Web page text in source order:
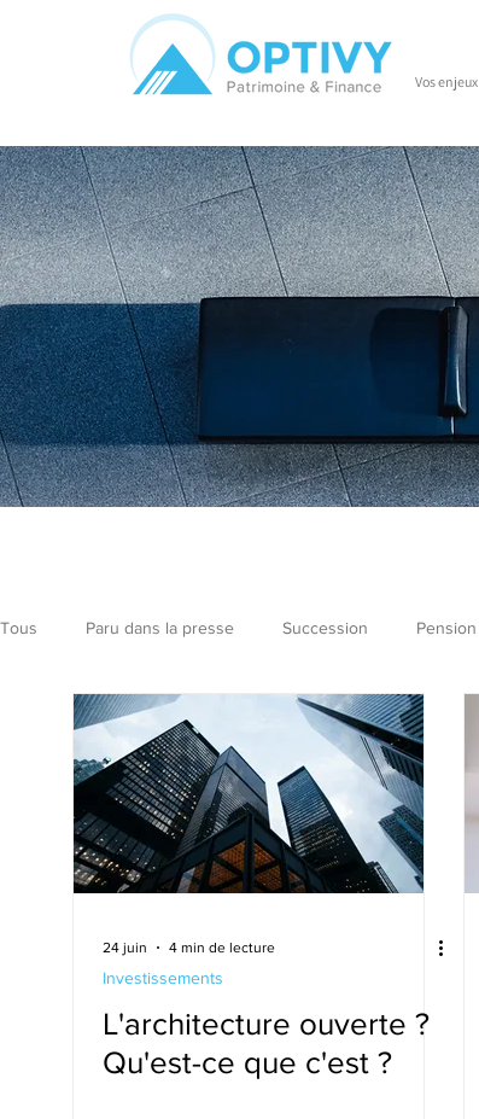
Vos enjeux
Tous Paru dans la presse Succession Pension
Investissements Divers
viager code belge types d'usufruit
24 juin 4 min de lecture
Investissements
L'architecture ouverte ?
Qu'est-ce que c'est ?